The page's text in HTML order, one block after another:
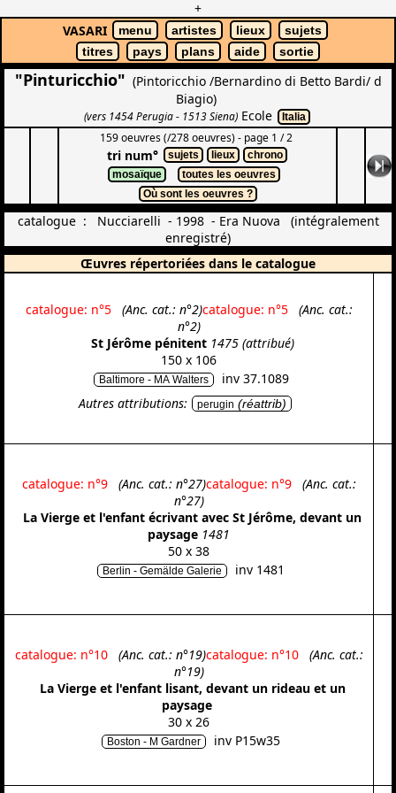
+
VASARI
menu artistes lieux
sujets
titres
pays plans aide sortie
"Pinturicchio" (Pintoricchio /Bernardino di Betto Bardi/ d
Biagio)
(vers 1454 Perugia - 1513 Siena) Ecole Italia
159 oeuvres (/278 oeuvres) - page 1 / 2
tri num° sujets lieux
chrono
mosaïque
toutes les oeuvres
Où sont les oeuvres ?
catalogue : Nucciarelli - 1998 - Era Nuova (intégralement
enregistré)
Œuvres répertoriées dans le catalogue
catalogue: n°5 (Anc. cat.: n°2)catalogue: n°5
(Anc. cat.:
n°2)
St Jérôme pénitent 1475 (attribué)
150 x 106
Baltimore - MA Walters
inv 37.1089
Autres attributions:
perugin (réattrib)
catalogue: n°9 (Anc. cat.: n°27)catalogue: n°9
(Anc. cat.:
n°27)
La Vierge et l'enfant écrivant avec St Jérôme, devant un
paysage 1481
50 x 38
Berlin - Gemälde Galerie inv 1481
catalogue: n°10 (Anc. cat.: n°19)catalogue: n°10
(Anc. cat.:
n°19)
La Vierge et l'enfant lisant, devant un rideau et un
paysage
30 x 26
Boston - M Gardner inv P15w35